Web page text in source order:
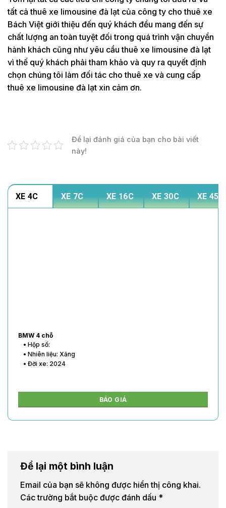
tất cả thuê xe limousine đà lạt của công ty cho thuê xe
Bách Việt giới thiệu đến quý khách đều mang đến sự
chất lượng an toàn tuyệt đối trong quá trình vận chuyển
hành khách cũng như yêu cầu thuê xe limousine đà lạt
vì thế quý khách phải tham khảo và quy ra quyết định
chọn chúng tôi làm đối tác cho thuê xe và cung cấp
thuê xe limousine đà lạt xin cảm ơn.
Để lại đánh giá của bạn cho bài viết
này!
XE 4C XE 7C XE 16C XE 30C XE 45C
BMW 4 chỗ
• Hộp số:
• Nhiên liệu: Xăng
• Đời xe: 2024
BÁO GIÁ
Để lại một bình luận
Email của bạn sẽ không được hiển thị công khai.
Các trường bắt buộc được đánh dấu *